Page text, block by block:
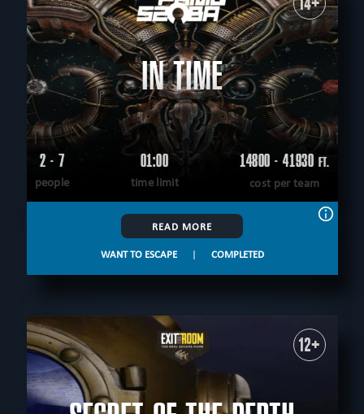
IN TIME
2 - 7
people
01:00
time limit
14800 - 41930 FT.
cost per team
READ MORE
WANT TO ESCAPE | COMPLETED
12+